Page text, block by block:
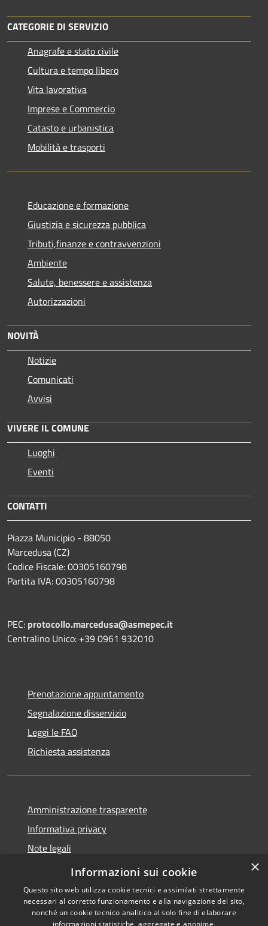
CATEGORIE DI SERVIZIO
Anagrafe e stato civile
Cultura e tempo libero
Vita lavorativa
Imprese e Commercio
Catasto e urbanistica
Mobilità e trasporti
Educazione e formazione
Giustizia e sicurezza pubblica
Tributi,finanze e contravvenzioni
Ambiente
Salute, benessere e assistenza
Autorizzazioni
NOVITÀ
Notizie
Comunicati
Avvisi
VIVERE IL COMUNE
Luoghi
Eventi
CONTATTI
Piazza Municipio - 88050
Marcedusa (CZ)
Codice Fiscale: 00305160798
Partita IVA: 00305160798
PEC: protocollo.marcedusa@asmepec.it
Centralino Unico: +39 0961 932010
Prenotazione appuntamento
Segnalazione disservizio
Leggi le FAQ
Richiesta assistenza
Amministrazione trasparente
Informativa privacy
Note legali
Dichiarazione di accessibilità
×
Informazioni sui cookie
Questo sito web utilizza cookie tecnici e assimilati strettamente
necessari al corretto funzionamento e alla navigazione del sito,
nonché un cookie tecnico analitico al solo fine di elaborare
informazioni statistiche, aggregate e anonime.